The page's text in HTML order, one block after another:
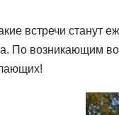
встречи станут
По возникающим